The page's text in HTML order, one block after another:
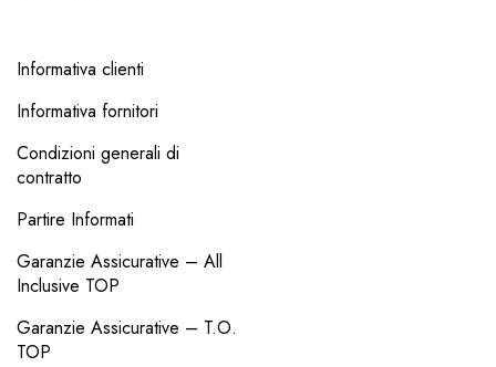
Informativa clienti
Informativa fornitori
Condizioni generali di
contratto
Partire Informati
Garanzie Assicurative – All
Inclusive TOP
Garanzie Assicurative – T.O.
TOP